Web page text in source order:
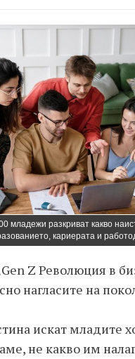
младежи разкриват какво
кариерата и
Z Революция в
нагласите на
искат младите
не какво им